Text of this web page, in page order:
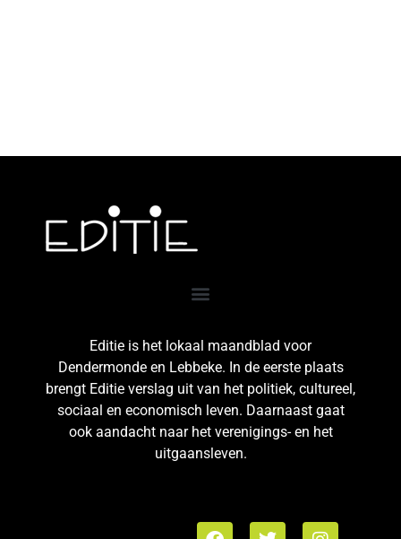
Editie is het lokaal maandblad voor
Dendermonde en Lebbeke. In de eerste plaats
brengt Editie verslag uit van het politiek, cultureel,
sociaal en economisch leven. Daarnaast gaat
ook aandacht naar het verenigings- en het
uitgaansleven.